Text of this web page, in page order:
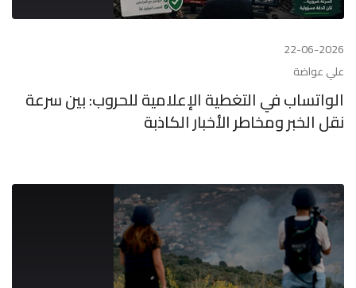
22-06-2026
علي عواضة
الواتساب في التغطية الإعلامية للحروب: بين سرعة
نقل الخبر ومخاطر الأخبار الكاذبة